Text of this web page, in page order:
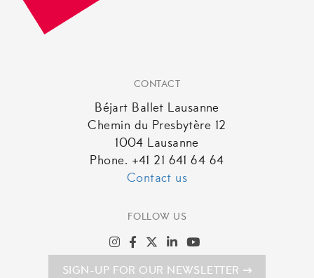
CONTACT
Béjart Ballet Lausanne
Chemin du Presbytère 12
1004 Lausanne
Phone. +41 21 641 64 64
Contact us
FOLLOW US
SIGN-UP FOR OUR NEWSLETTER